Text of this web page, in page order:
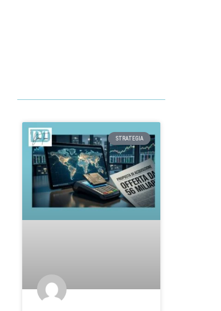
STRATEGIA